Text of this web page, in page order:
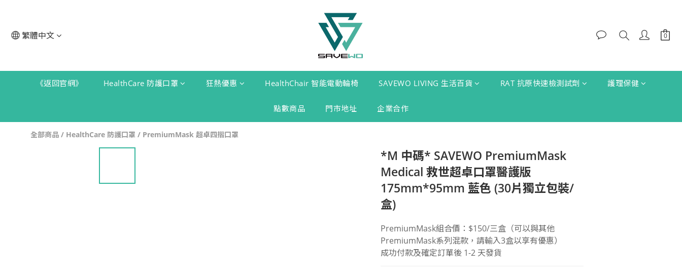
繁體中文
《返回官網》 HealthCare 防護口罩 狂熱優惠 HealthChair 智能電動輪椅 SAVEWO LIVING 生活百貨 RAT 抗原快速檢測試劑 護理保健
點數商品 門市地址 企業合作
全部商品 / HealthCare 防護口罩 / PremiumMask 超卓四摺口罩
*M 中碼* SAVEWO PremiumMask
Medical 救世超卓口罩醫護版
175mm*95mm 藍色 (30片獨立包裝/
盒)
PremiumMask組合價：$150/三盒（可以與其他
PremiumMask系列混款，請輸入3盒以享有優惠）
成功付款及確定訂單後 1-2 天發貨